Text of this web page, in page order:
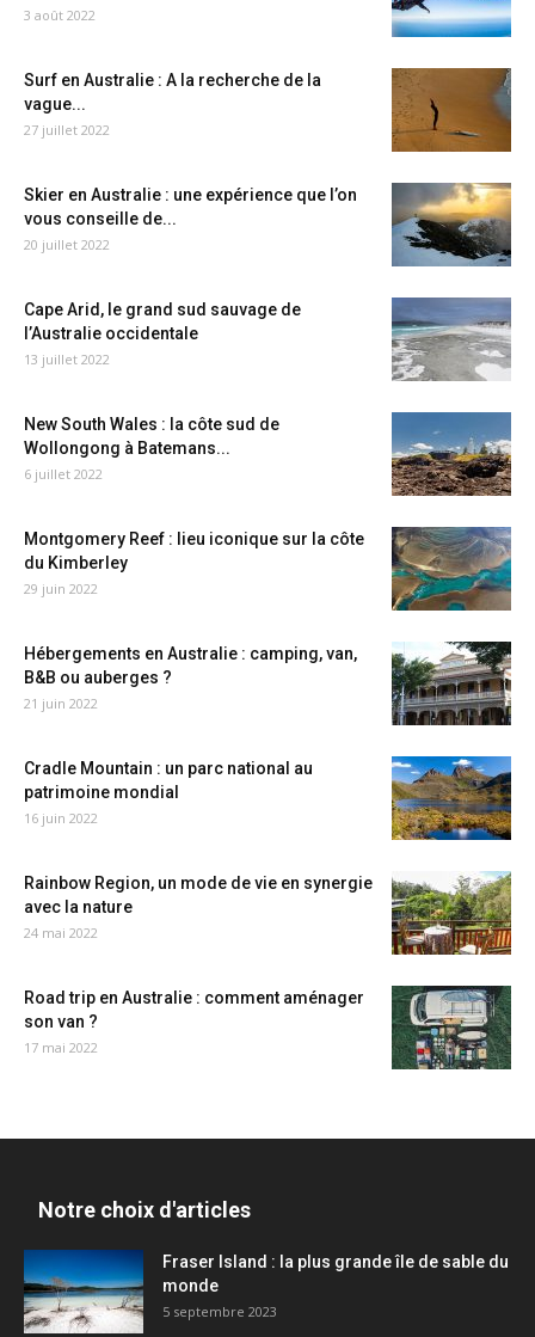
3 août 2022
Surf en Australie : A la recherche de la
vague...
27 juillet 2022
Skier en Australie : une expérience que l’on
vous conseille de...
20 juillet 2022
Cape Arid, le grand sud sauvage de
l’Australie occidentale
13 juillet 2022
New South Wales : la côte sud de
Wollongong à Batemans...
6 juillet 2022
Montgomery Reef : lieu iconique sur la côte
du Kimberley
29 juin 2022
Hébergements en Australie : camping, van,
B&B ou auberges ?
21 juin 2022
Cradle Mountain : un parc national au
patrimoine mondial
16 juin 2022
Rainbow Region, un mode de vie en synergie
avec la nature
24 mai 2022
Road trip en Australie : comment aménager
son van ?
17 mai 2022
Notre choix d'articles
Fraser Island : la plus grande île de sable du
monde
5 septembre 2023